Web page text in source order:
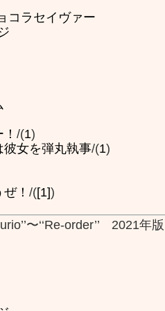
コラセイヴァー
/(1)
彼女を弾丸執事/(1)
！ /([1])
〜‘‘Re-order’’ 2021年版